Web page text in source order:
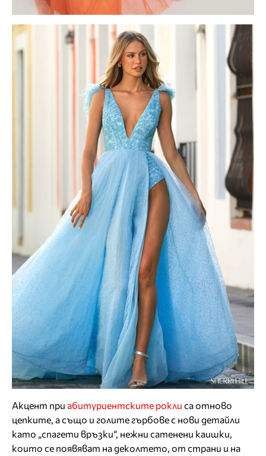
Акцент при абитуриентските рокли са отново
цепките, а също и голите гърбове с нови детайли
като „спагети връзки“, нежни сатенени каишки,
които се появяват на деколтето, от страни и на